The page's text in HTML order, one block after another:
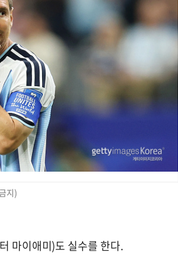
지)
마이애미)도 실수를 한다.